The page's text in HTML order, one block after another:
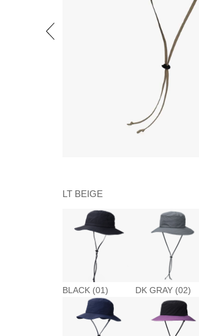
LT BEIGE
BLACK (01) DK GRAY (02)